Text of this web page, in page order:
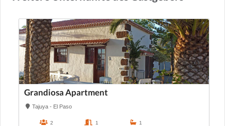
Grandiosa Apartment
Tajuya - El Paso
2 1 1